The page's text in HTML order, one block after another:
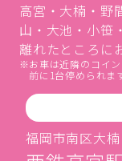
高宮・大楠・野
山・大池・小笹
離れたところに
お車は近隣のコイ
前に1台停められま
福岡市南区大